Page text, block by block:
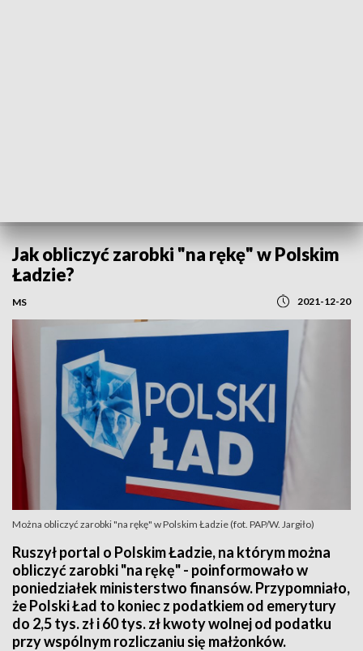
Jak obliczyć zarobki "na rękę" w Polskim
Ładzie?
MS 2021-12-20
Można obliczyć zarobki "na rękę" w Polskim Ładzie (fot. PAP/W. Jargiło)
Ruszył portal o Polskim Ładzie, na którym można
obliczyć zarobki "na rękę" - poinformowało w
poniedziałek ministerstwo finansów. Przypomniało,
że Polski Ład to koniec z podatkiem od emerytury
do 2,5 tys. zł i 60 tys. zł kwoty wolnej od podatku
przy wspólnym rozliczaniu się małżonków.